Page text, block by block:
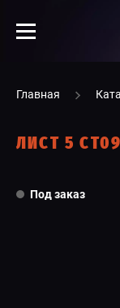
Главная
ЛИСТ 5
Под заказ